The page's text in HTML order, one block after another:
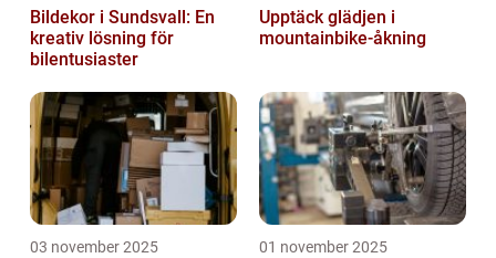
Bildekor i Sundsvall: En
kreativ lösning för
bilentusiaster
Upptäck glädjen i
mountainbike-åkning
03 november 2025 01 november 2025